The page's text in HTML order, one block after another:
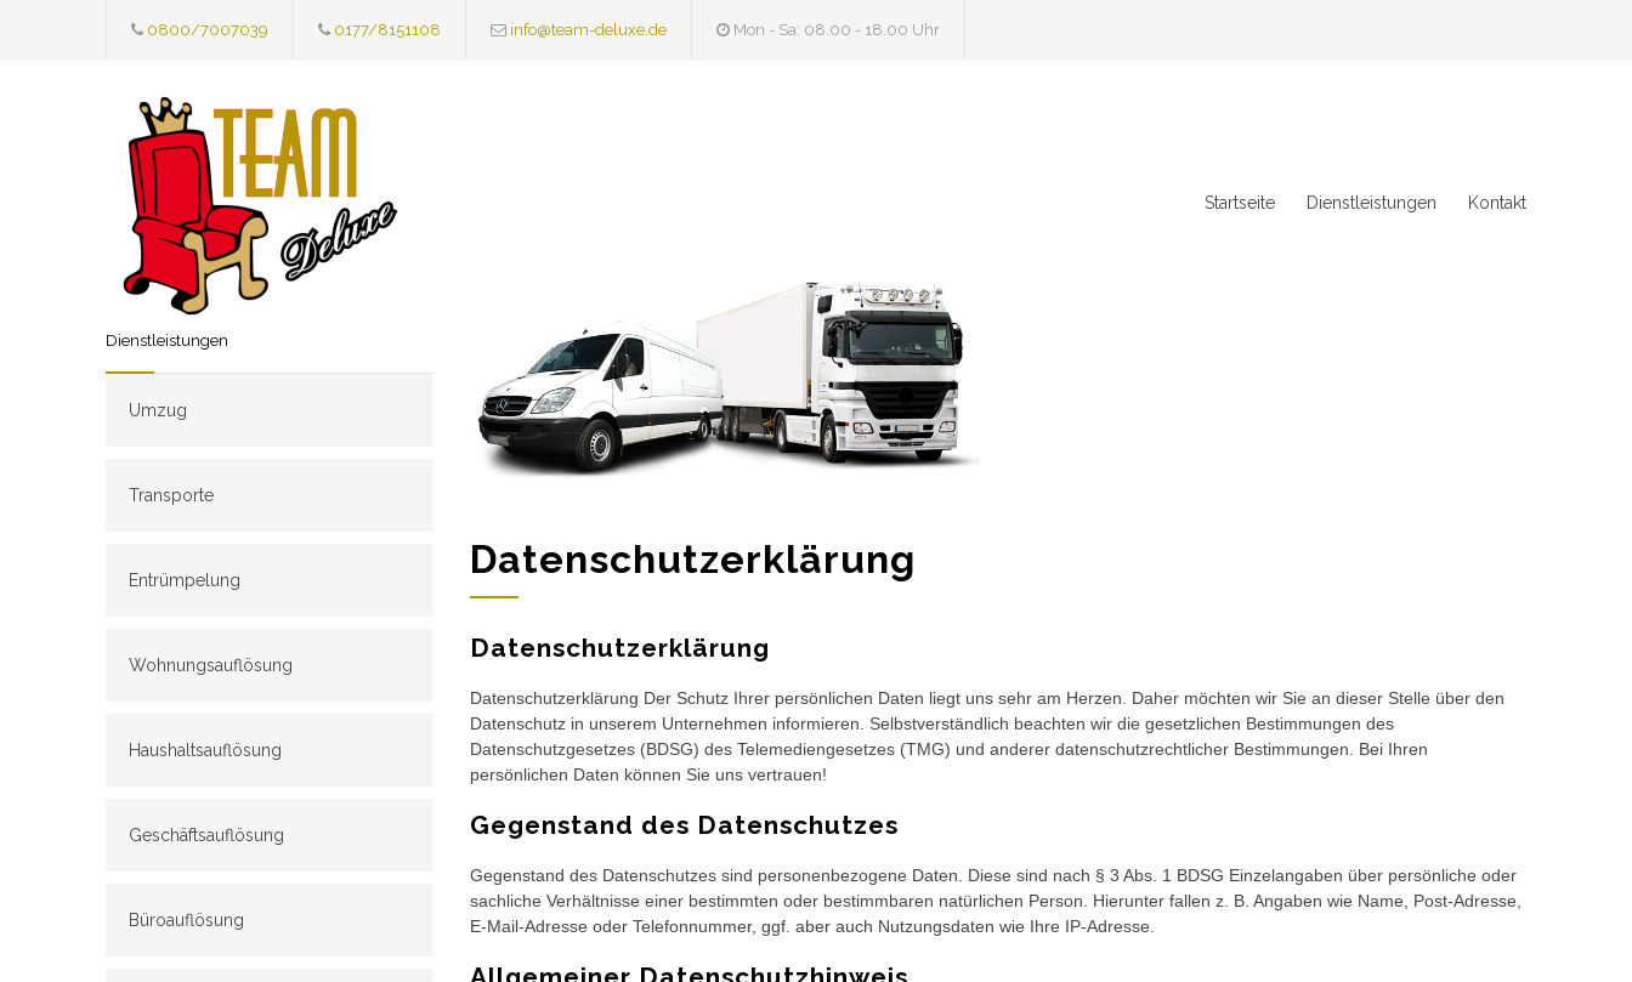
0800/7007039 0177/8151108 info@team-deluxe.de Mon - Sa: 08.00 - 18.00 Uhr
Startseite Dienstleistungen Kontakt
Dienstleistungen
Umzug
Transporte
Entrümpelung
Wohnungsauflösung
Haushaltsauflösung
Geschäftsauflösung
Büroauflösung
Datenschutzerklärung
Datenschutzerklärung
Datenschutzerklärung Der Schutz Ihrer persönlichen Daten liegt uns sehr am Herzen. Daher möchten wir Sie an dieser Stelle über den
Datenschutz in unserem Unternehmen informieren. Selbstverständlich beachten wir die gesetzlichen Bestimmungen des
Datenschutzgesetzes (BDSG) des Telemediengesetzes (TMG) und anderer datenschutzrechtlicher Bestimmungen. Bei Ihren
persönlichen Daten können Sie uns vertrauen!
Gegenstand des Datenschutzes
Gegenstand des Datenschutzes sind personenbezogene Daten. Diese sind nach § 3 Abs. 1 BDSG Einzelangaben über persönliche oder
sachliche Verhältnisse einer bestimmten oder bestimmbaren natürlichen Person. Hierunter fallen z. B. Angaben wie Name, Post-Adresse,
E-Mail-Adresse oder Telefonnummer, ggf. aber auch Nutzungsdaten wie Ihre IP-Adresse.